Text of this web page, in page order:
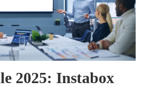
2025: Instabox